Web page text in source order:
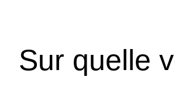
Sur quelle